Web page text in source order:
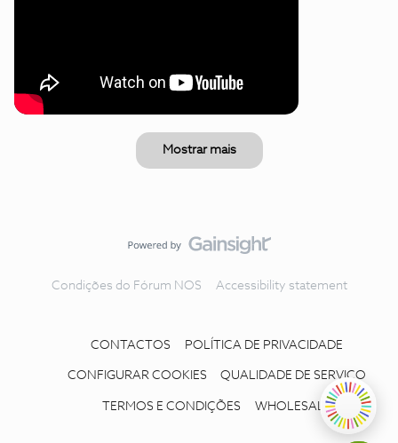
Mostrar mais
Condições do Fórum NOS Accessibility statement
CONTACTOS POLÍTICA DE PRIVACIDADE
CONFIGURAR COOKIES QUALIDADE DE SERVIÇO
TERMOS E CONDIÇÕES WHOLESALE